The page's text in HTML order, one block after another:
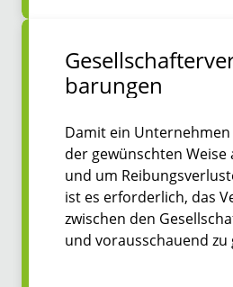
barungen
Damit ein
der gewünschten
und um
ist es erforderlich, das
zwischen den
und vorausschauend zu